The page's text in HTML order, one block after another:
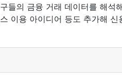
들의 금융 거래 데이터를 해석
이용 아이디어 등도 추가해 신